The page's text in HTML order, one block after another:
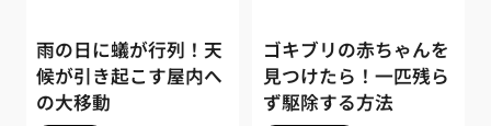
雨の日に蟻が行列！天
候が引き起こす屋内へ
の大移動
ゴキブリの赤ちゃんを
見つけたら！一匹残ら
ず駆除する方法